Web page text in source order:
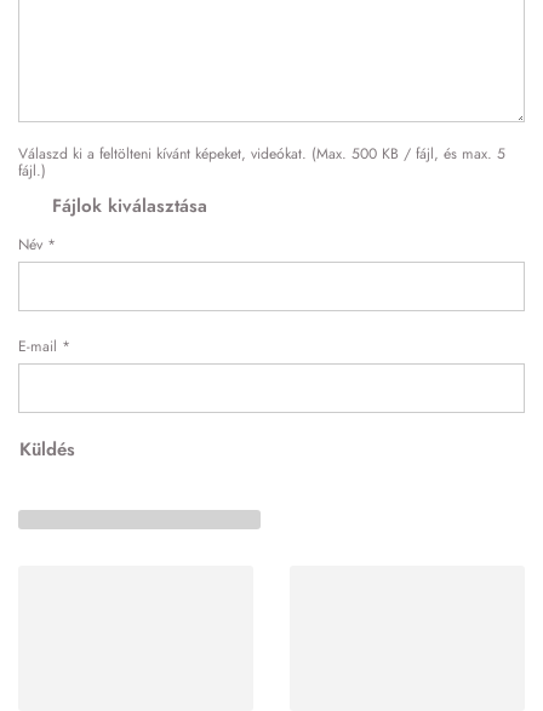
Válaszd ki a feltölteni kívánt képeket, videókat. (Max. 500 KB / fájl, és max. 5
fájl.)
Fájlok kiválasztása
Név *
E-mail *